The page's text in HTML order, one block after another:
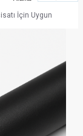
İçin Uygun